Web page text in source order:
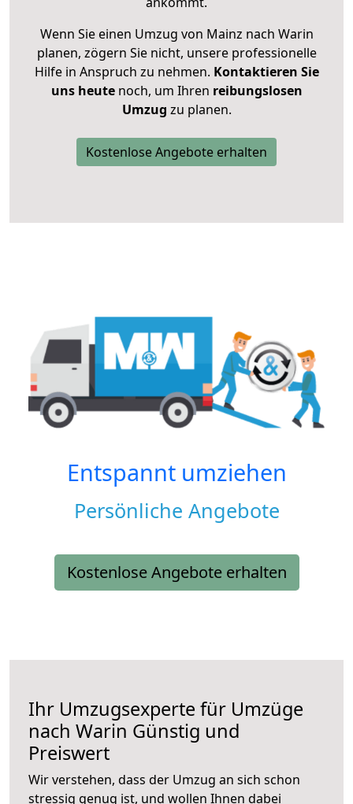
Wenn Sie einen Umzug von Mainz nach Warin
planen, zögern Sie nicht, unsere professionelle
Hilfe in Anspruch zu nehmen. Kontaktieren Sie
uns heutenoch, um Ihren reibungslosen
Umzug zu planen.
Kostenlose Angebote erhalten
Entspannt umziehen
Persönliche Angebote
Kostenlose Angebote erhalten
Ihr Umzugsexperte für Umzüge
nach Warin Günstig und
Preiswert
Wir verstehen, dass der Umzug an sich schon
stressig genug ist, und wollen Ihnen dabei